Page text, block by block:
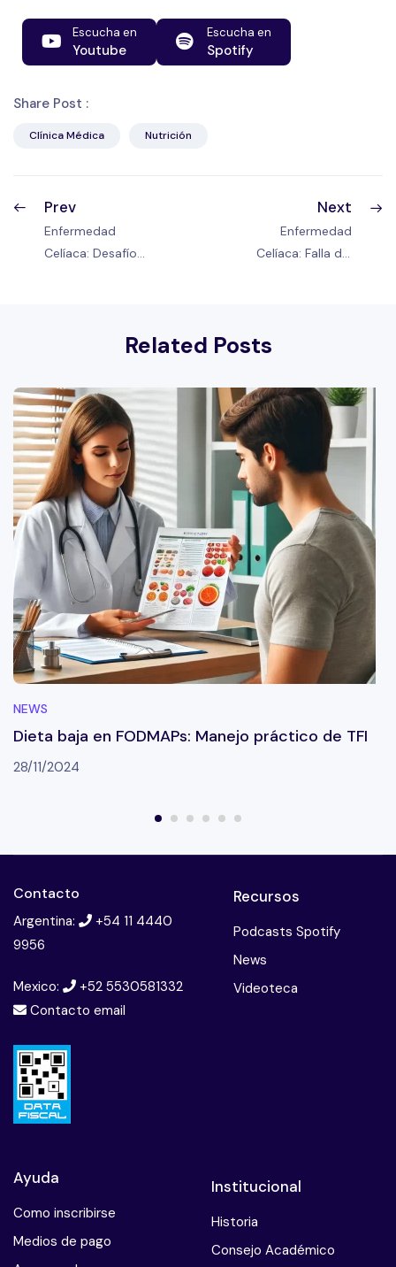
Escucha en
Youtube
Escucha en
Spotify
Share Post :
Clínica Médica Nutrición
Prev
Enfermedad
Celíaca: Desafío
Next
Enfermedad
Celíaca: Falla del
Related Posts
NEWS
Dieta baja en FODMAPs: Manejo práctico de TFI
28/11/2024
Contacto
Argentina:
+54 11 4440
9956
Mexico:
+52 5530581332
Contacto email
Recursos
Podcasts Spotify
News
Videoteca
Ayuda
Como inscribirse
Medios de pago
Institucional
Historia
Consejo Académico